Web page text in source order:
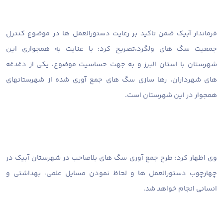
فرماندار آبیک ضمن تاکید بر رعایت دستورالعمل ها در موضوع کنترل
جمعیت سگ های ولگرد،تصریح کرد: با عنایت به همجواری این
شهرستان با استان البرز و به جهت حساسیت موضوع، یکی از دغدغه
های شهرداران، رها سازی سگ های جمع آوری شده از شهرستانهای
همجوار در این شهرستان است.
وی اظهار کرد: طرح جمع آوری سگ های بلاصاحب در شهرستان آبیک در
چهارچوب دستورالعمل ها و لحاظ نمودن مسایل علمی، بهداشتی و
انسانی انجام خواهد شد.